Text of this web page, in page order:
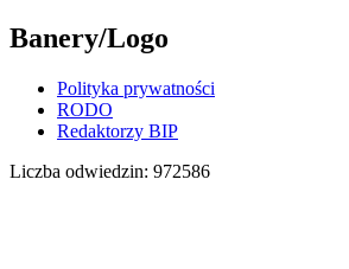
Banery/Logo
Polityka prywatności
RODO
Redaktorzy BIP
Liczba odwiedzin: 972586